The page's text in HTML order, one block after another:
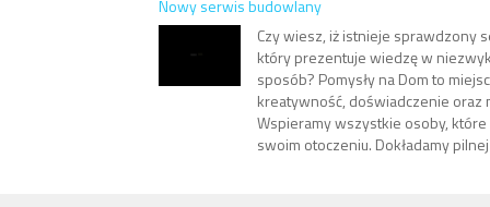
Nowy serwis budowlany
Czy wiesz, iż istnieje sprawdzony
który prezentuje wiedzę w
sposób? Pomysły na Dom to
kreatywność, doświadczenie oraz
Wspieramy wszystkie osoby, które
swoim otoczeniu. Dokładamy